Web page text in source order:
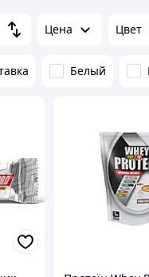
Цена Цвет
Белый